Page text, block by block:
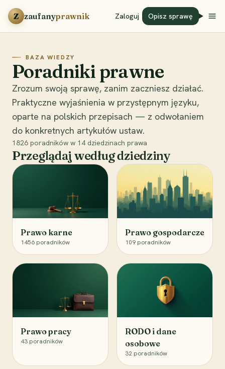
Przejdź do treści
Z zaufanyprawnik Zaloguj Opisz sprawę
BAZA WIEDZY
Poradniki prawne
Zrozum swoją sprawę, zanim zaczniesz działać.
Praktyczne wyjaśnienia w przystępnym języku,
oparte na polskich przepisach — z odwołaniem
do konkretnych artykułów ustaw.
1826 poradników w 14 dziedzinach prawa
Przeglądaj według dziedziny
Prawo karne
1456 poradników
Prawo gospodarcze
109 poradników
Prawo pracy
43 poradników
RODO i dane
osobowe
32 poradników